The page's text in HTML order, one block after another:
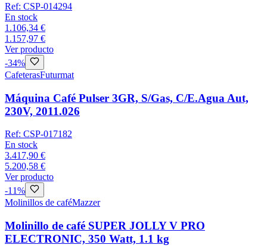
Ref: CSP-014294
En stock
1.106,34 €
1.157,97 €
Ver producto
-34%
CafeterasFuturmat
Máquina Café Pulser 3GR, S/Gas, C/E.Agua Aut,
230V, 2011.026
Ref: CSP-017182
En stock
3.417,90 €
5.200,58 €
Ver producto
-11%
Molinillos de caféMazzer
Molinillo de café SUPER JOLLY V PRO
ELECTRONIC, 350 Watt, 1.1 kg